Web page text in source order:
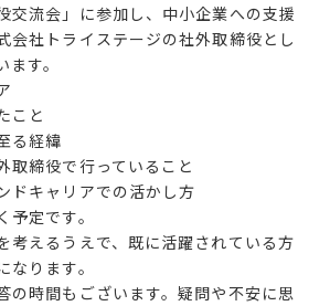
交流会」に参加し、中小企業への支援
会社トライステージの社外取締役とし
す。
こと
る経緯
取締役で行っていること
ドキャリアでの活かし方
定です。
考えるうえで、既に活躍されている方
ります。
の時間もございます。疑問や不安に思